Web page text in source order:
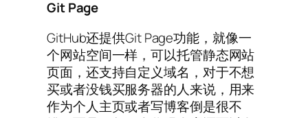
Git Page
GitHub还提供Git Page功能，就像一
个网站空间一样，可以托管静态网站
页面，还支持自定义域名，对于不想
买或者没钱买服务器的人来说，用来
作为个人主页或者写博客倒是很不